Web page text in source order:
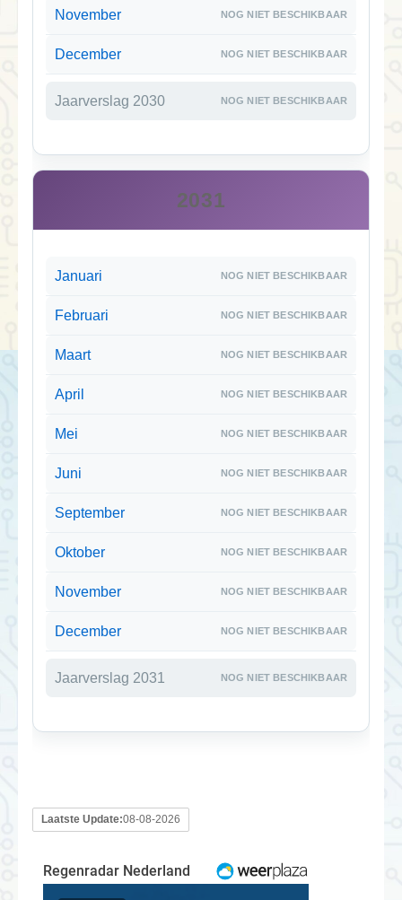
November
December
Jaarverslag 2030
2031
Januari
Februari
Maart
April
Mei
Juni
September
Oktober
November
December
Jaarverslag 2031
Laatste Update:08-08-2026